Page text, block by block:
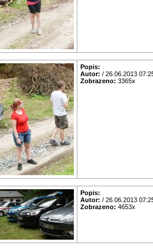
Popis:
Autor: / 26.06.2013
Zobrazeno: 3365x
Popis:
Autor: / 26.06.2013
Zobrazeno: 4653x